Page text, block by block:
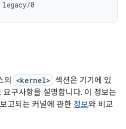
의 <kernel> 섹션은 기기에 있
구사항을 설명합니다. 이 정보는
고되는 커널에 관한 정보와 비교